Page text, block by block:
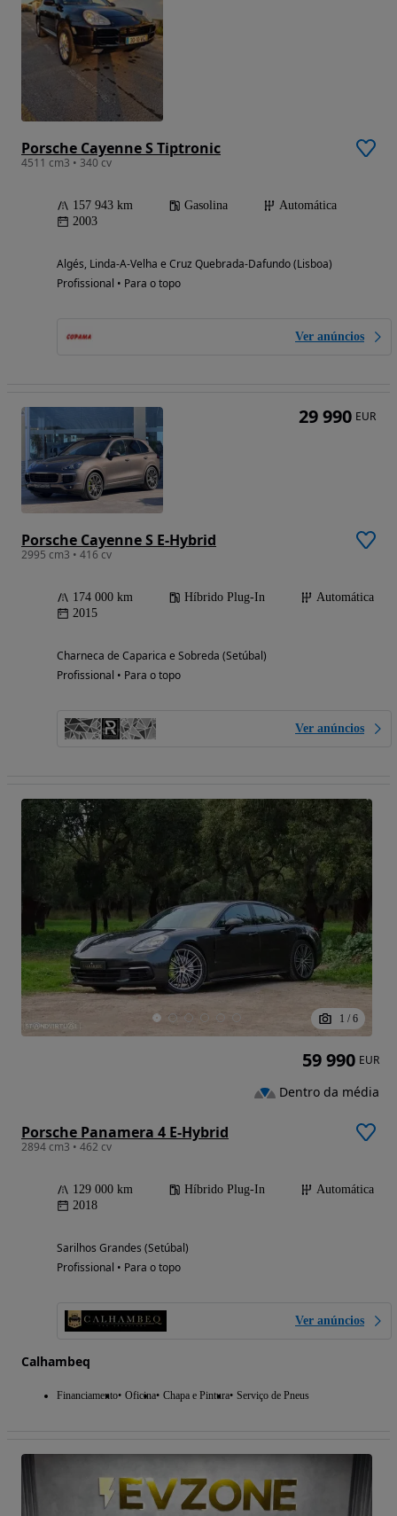
Porsche Cayenne S Tiptronic
4511 cm3 • 340 cv
157 943 km Gasolina
Automática
2003
Algés, Linda-A-Velha e Cruz Quebrada-Dafundo (Lisboa)
Profissional • Para o topo
Ver anúncios
Porsche Cayenne S E-Hybrid
2995 cm3 • 416 cv
174 000 km Híbrido Plug-In
Automática
2015
Charneca de Caparica e Sobreda (Setúbal)
Profissional • Para o topo
Ver anúncios
29 990 EUR
1 / 6
Porsche Panamera 4 E-Hybrid
2894 cm3 • 462 cv
129 000 km Híbrido Plug-In
Automática
2018
Sarilhos Grandes (Setúbal)
Profissional • Para o topo
Ver anúncios
Calhambeq
Financiamento Oficina Chapa e Pintura Serviço de Pneus
59 990 EUR
Dentro da média